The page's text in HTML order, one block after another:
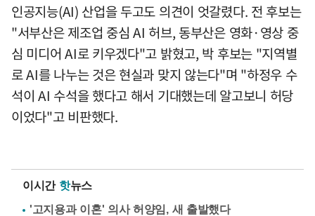
인공지능(AI) 산업을 두고도 의견이 엇갈렸다. 전 후보는
"서부산은 제조업 중심 AI 허브, 동부산은 영화·영상 중
심 미디어 AI로 키우겠다"고 밝혔고, 박 후보는 "지역별
로 AI를 나누는 것은 현실과 맞지 않는다"며 "하정우 수
석이 AI 수석을 했다고 해서 기대했는데 알고보니 허당
이었다"고 비판했다.
이시간 핫뉴스
'고지용과 이혼' 의사 허양임, 새 출발했다